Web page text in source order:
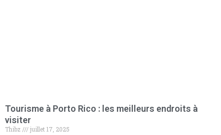
Tourisme à Porto Rico : les meilleurs endroits à
visiter
Thibz
juillet 17, 2025